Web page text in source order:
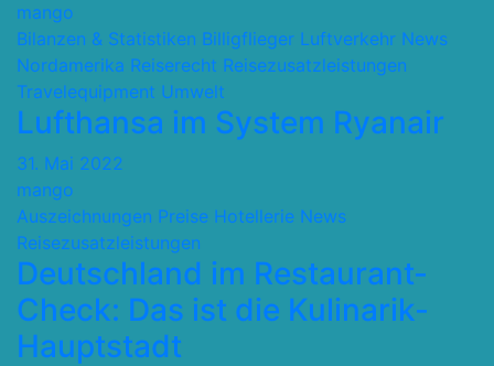
mango
Bilanzen & Statistiken Billigflieger Luftverkehr News
Nordamerika Reiserecht Reisezusatzleistungen
Travelequipment Umwelt
Lufthansa im System Ryanair
31. Mai 2022
mango
Auszeichnungen Preise Hotellerie News
Reisezusatzleistungen
Deutschland im Restaurant-
Check: Das ist die Kulinarik-
Hauptstadt